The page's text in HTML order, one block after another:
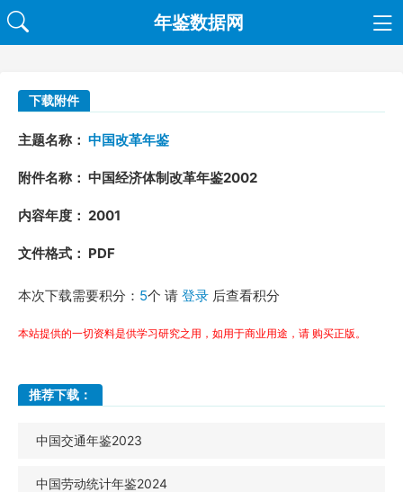
年鉴数据网
下载附件
主题名称： 中国改革年鉴
附件名称： 中国经济体制改革年鉴2002
内容年度： 2001
文件格式： PDF
本次下载需要积分： 5个 请 登录 后查看积分
本站提供的一切资料是供学习研究之用，如用于商业用途，请 购买正版。
推荐下载：
中国交通年鉴2023
中国劳动统计年鉴2024